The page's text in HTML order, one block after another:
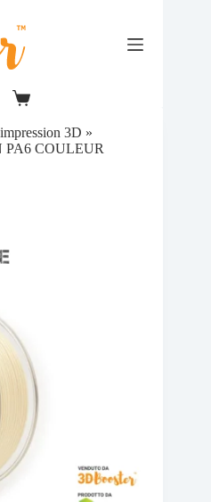
Panier
3D »
COULEUR